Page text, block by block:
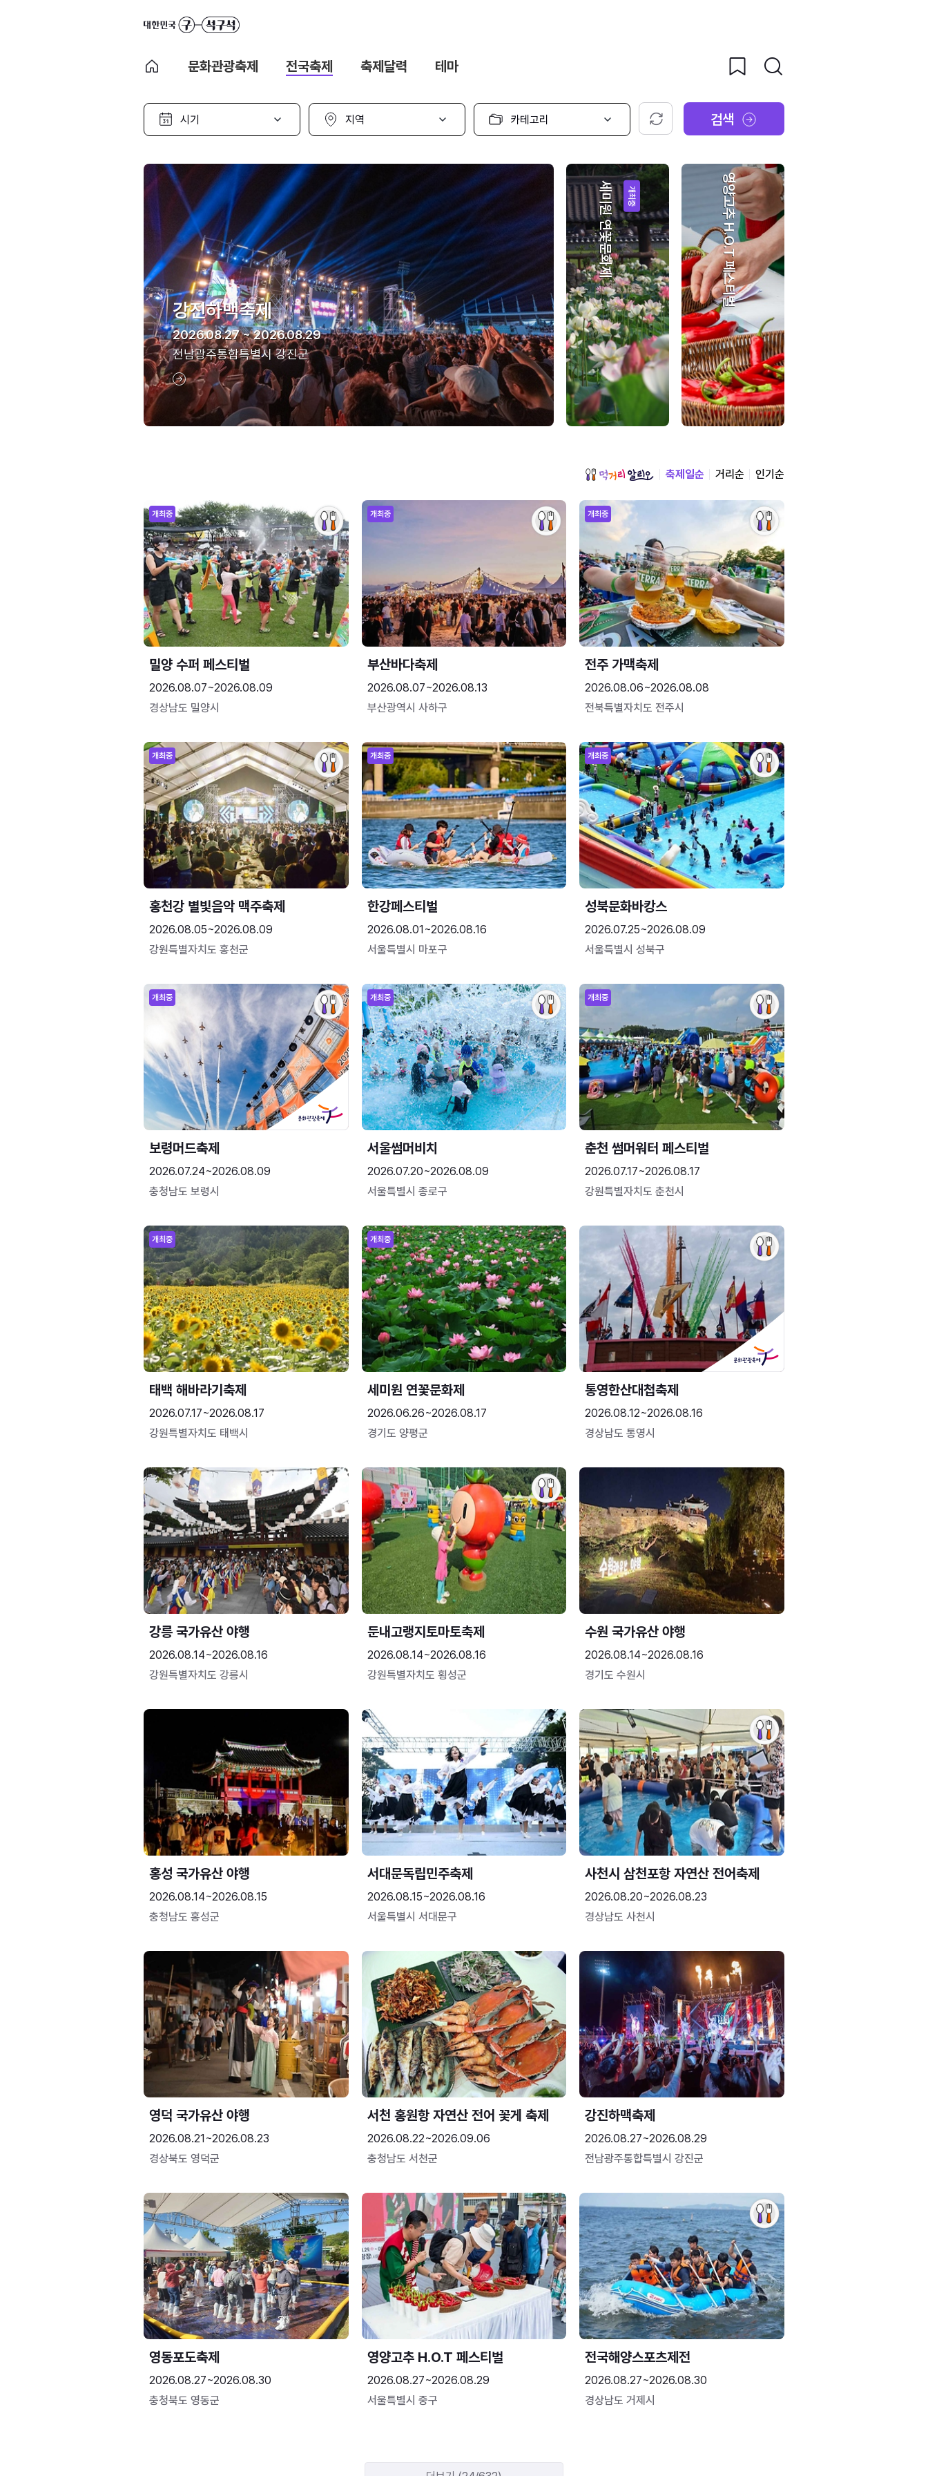
문화관광축제 전국축제 축제달력 테마
시
선
지
선
카
고
선
택
초기화 검색
강진하맥축제
2026.08.27 ~ 2026.08.29
전남광주통합특별시 강진군
개최중
세미원 연꽃문화제 영양고추 H.O.T 페스티벌
축제일순 거리순 인기순
개최중
밀양 수퍼 페스티벌
2026.08.07~2026.08.09
경상남도 밀양시
개최중
부산바다축제
2026.08.07~2026.08.13
부산광역시 사하구
개최중
전주 가맥축제
2026.08.06~2026.08.08
전북특별자치도 전주시
개최중
홍천강 별빛음악 맥주축제
2026.08.05~2026.08.09
강원특별자치도 홍천군
개최중
한강페스티벌
2026.08.01~2026.08.16
서울특별시 마포구
개최중
성북문화바캉스
2026.07.25~2026.08.09
서울특별시 성북구
개최중
보령머드축제
2026.07.24~2026.08.09
충청남도 보령시
개최중
서울썸머비치
2026.07.20~2026.08.09
서울특별시 종로구
개최중
춘천 썸머워터 페스티벌
2026.07.17~2026.08.17
강원특별자치도 춘천시
개최중
태백 해바라기축제
2026.07.17~2026.08.17
강원특별자치도 태백시
개최중
세미원 연꽃문화제
2026.06.26~2026.08.17
경기도 양평군
통영한산대첩축제
2026.08.12~2026.08.16
경상남도 통영시
강릉 국가유산 야행
2026.08.14~2026.08.16
강원특별자치도 강릉시
둔내고랭지토마토축제
2026.08.14~2026.08.16
강원특별자치도 횡성군
수원 국가유산 야행
2026.08.14~2026.08.16
경기도 수원시
홍성 국가유산 야행
2026.08.14~2026.08.15
충청남도 홍성군
서대문독립민주축제
2026.08.15~2026.08.16
서울특별시 서대문구
사천시 삼천포항 자연산 전어축제
2026.08.20~2026.08.23
경상남도 사천시
영덕 국가유산 야행
2026.08.21~2026.08.23
경상북도 영덕군
서천 홍원항 자연산 전어 꽃게 축제
2026.08.22~2026.09.06
충청남도 서천군
강진하맥축제
2026.08.27~2026.08.29
전남광주통합특별시 강진군
영동포도축제
2026.08.27~2026.08.30
충청북도 영동군
영양고추 H.O.T 페스티벌
2026.08.27~2026.08.29
서울특별시 중구
전국해양스포츠제전
2026.08.27~2026.08.30
경상남도 거제시